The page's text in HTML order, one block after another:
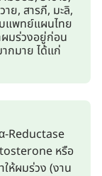
ย, สารภี, มะลิ,
แพทย์แผนไทย
ผมร่วงอยู่ก่อน
กมาย ได้แก่
Reductase
หรือ
ห้ผมร่วง (งาน